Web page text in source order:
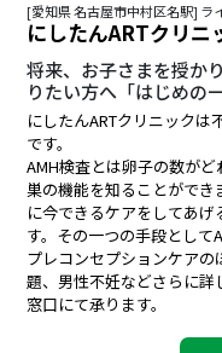
[愛知県 名古屋市中村区名駅] ラ
にしたんARTクリニ
将来、お子さまを授か
りたい方へ「はじめの
にしたんARTクリニック
です。
AMH検査とは卵子の数が
巣の機能を知ることができ
に今できるケアをしてあ
す。その一つの手段として
プレコンセプションケア
題、男性不妊などさらに
窓口にて承ります。